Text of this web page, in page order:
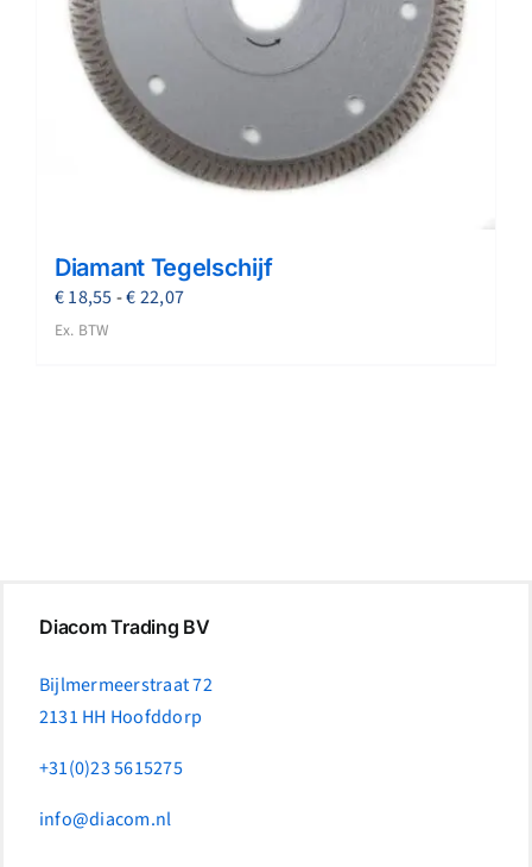
Diamant Tegelschijf
€18,55-€22,07Prijsklasse:
Ex. BTW
Diacom Trading BV
Bijlmermeerstraat 72
2131 HH Hoofddorp
+31(0)23 5615275
info@diacom.nl